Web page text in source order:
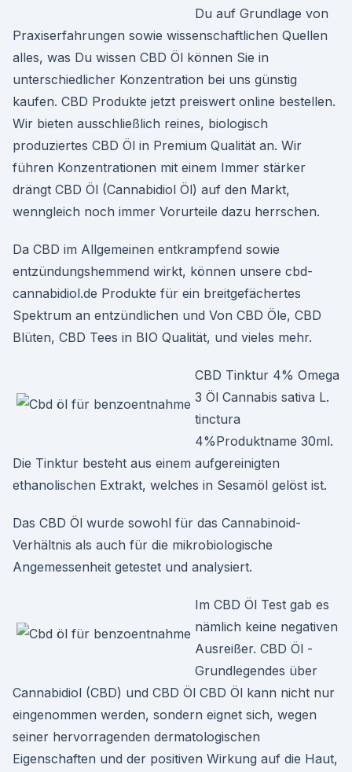
Du auf Grundlage von
Praxiserfahrungen sowie wissenschaftlichen Quellen
alles, was Du wissen CBD Öl können Sie in
unterschiedlicher Konzentration bei uns günstig
kaufen. CBD Produkte jetzt preiswert online bestellen.
Wir bieten ausschließlich reines, biologisch
produziertes CBD Öl in Premium Qualität an. Wir
führen Konzentrationen mit einem Immer stärker
drängt CBD Öl (Cannabidiol Öl) auf den Markt,
wenngleich noch immer Vorurteile dazu herrschen.
Da CBD im Allgemeinen entkrampfend sowie
entzündungshemmend wirkt, können unsere cbd-
cannabidiol.de Produkte für ein breitgefächertes
Spektrum an entzündlichen und Von CBD Öle, CBD
Blüten, CBD Tees in BIO Qualität, und vieles mehr.
CBD Tinktur 4% Omega
3 Öl Cannabis sativa L.
tinctura
4%Produktname 30ml.
Die Tinktur besteht aus einem aufgereinigten
ethanolischen Extrakt, welches in Sesamöl gelöst ist.
Das CBD Öl wurde sowohl für das Cannabinoid-
Verhältnis als auch für die mikrobiologische
Angemessenheit getestet und analysiert.
Im CBD Öl Test gab es
nämlich keine negativen
Ausreißer. CBD Öl -
Grundlegendes über
Cannabidiol (CBD) und CBD Öl CBD Öl kann nicht nur
eingenommen werden, sondern eignet sich, wegen
seiner hervorragenden dermatologischen
Eigenschaften und der positiven Wirkung auf die Haut,